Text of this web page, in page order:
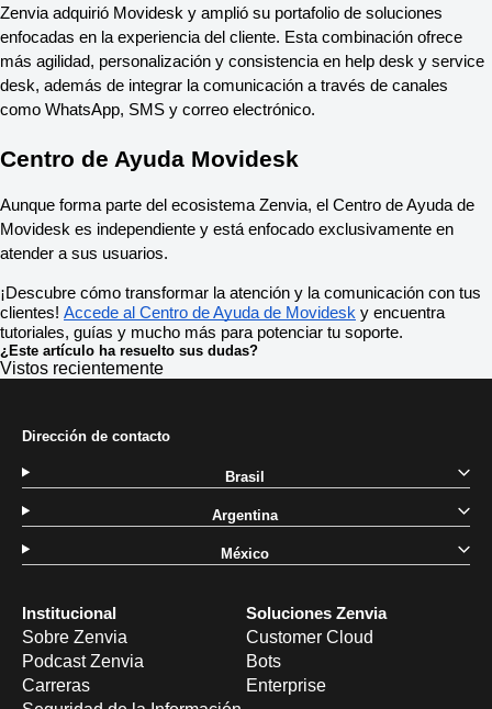
Zenvia adquirió Movidesk y amplió su portafolio de soluciones
enfocadas en la experiencia del cliente. Esta combinación ofrece
más agilidad, personalización y consistencia en help desk y service
desk, además de integrar la comunicación a través de canales
como WhatsApp, SMS y correo electrónico.
Centro de Ayuda Movidesk
Aunque forma parte del ecosistema Zenvia, el Centro de Ayuda de
Movidesk es independiente y está enfocado exclusivamente en
atender a sus usuarios.
¡Descubre cómo transformar la atención y la comunicación con tus
clientes! Accede al Centro de Ayuda de Movidesk y encuentra
tutoriales, guías y mucho más para potenciar tu soporte.
¿Este artículo ha resuelto sus dudas?
Vistos recientemente
Institucional
Sobre Zenvia
Podcast Zenvia
Carreras
Soluciones Zenvia
Customer Cloud
Bots
Enterprise
Dirección de contacto
Brasil
Argentina
México